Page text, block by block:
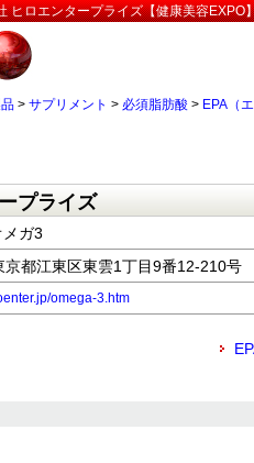
ヒロエンタープライズ【健康美容EXPO
> サプリメント > 必須脂肪酸 > EPA（
プライズ
ガ3
都江東区東雲1丁目9番12-210号
omega-3.htm